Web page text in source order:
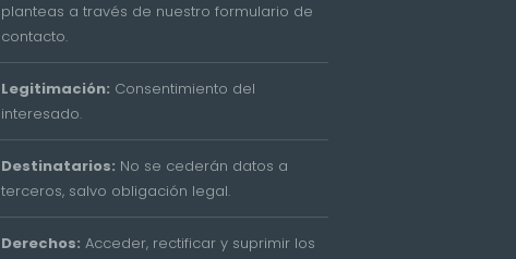
planteas a través de nuestro formulario de
contacto.
Legitimación: Consentimiento del
interesado.
Destinatarios: No se cederán datos a
terceros, salvo obligación legal.
Derechos: Acceder, rectificar y suprimir los